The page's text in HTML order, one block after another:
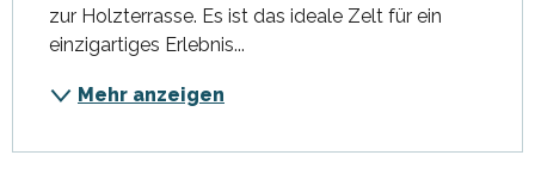
zur Holzterrasse. Es ist das ideale Zelt für ein
einzigartiges Erlebnis...
Mehr anzeigen